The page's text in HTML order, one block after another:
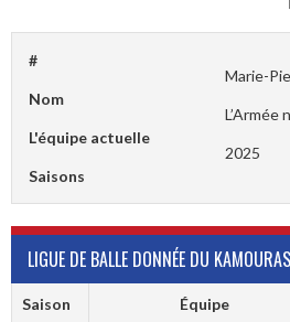
#
Nom
Marie-
L'équipe actuelle
L’Armée
Saisons
2025
LIGUE DE BALLE DONNÉE DU
Saison Équipe